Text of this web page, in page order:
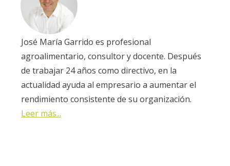
José María Garrido es profesional
agroalimentario, consultor y docente. Después
de trabajar 24 años como directivo, en la
actualidad ayuda al empresario a aumentar el
rendimiento consistente de su organización.
Leer más...